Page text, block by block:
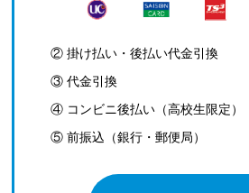
② 掛け払い・後払い代金引換
③ 代金引換
④ コンビニ後払い（高校生限定）
⑤ 前振込（銀行・郵便局）